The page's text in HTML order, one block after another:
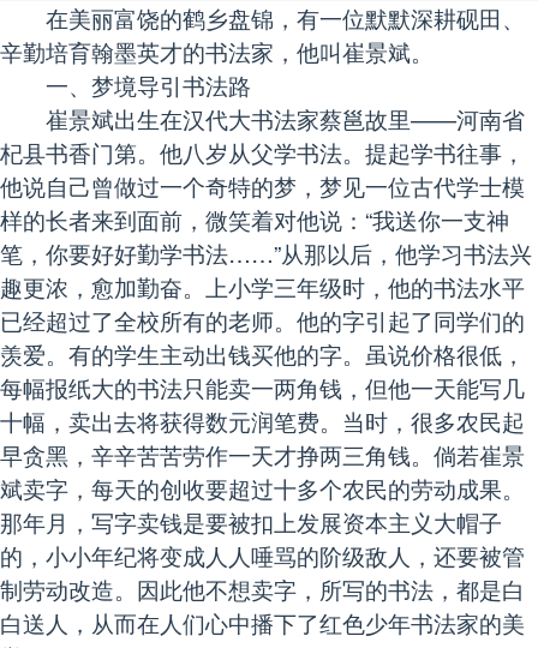
在美丽富饶的鹤乡盘锦，有一位默默深耕砚田、
辛勤培育翰墨英才的书法家，他叫崔景斌。
一、梦境导引书法路
崔景斌出生在汉代大书法家蔡邕故里——河南省
杞县书香门第。他八岁从父学书法。提起学书往事，
他说自己曾做过一个奇特的梦，梦见一位古代学士模
样的长者来到面前，微笑着对他说：“我送你一支神
笔，你要好好勤学书法……”从那以后，他学习书法兴
趣更浓，愈加勤奋。上小学三年级时，他的书法水平
已经超过了全校所有的老师。他的字引起了同学们的
羡爱。有的学生主动出钱买他的字。虽说价格很低，
每幅报纸大的书法只能卖一两角钱，但他一天能写几
十幅，卖出去将获得数元润笔费。当时，很多农民起
早贪黑，辛辛苦苦劳作一天才挣两三角钱。倘若崔景
斌卖字，每天的创收要超过十多个农民的劳动成果。
那年月，写字卖钱是要被扣上发展资本主义大帽子
的，小小年纪将变成人人唾骂的阶级敌人，还要被管
制劳动改造。因此他不想卖字，所写的书法，都是白
白送人，从而在人们心中播下了红色少年书法家的美